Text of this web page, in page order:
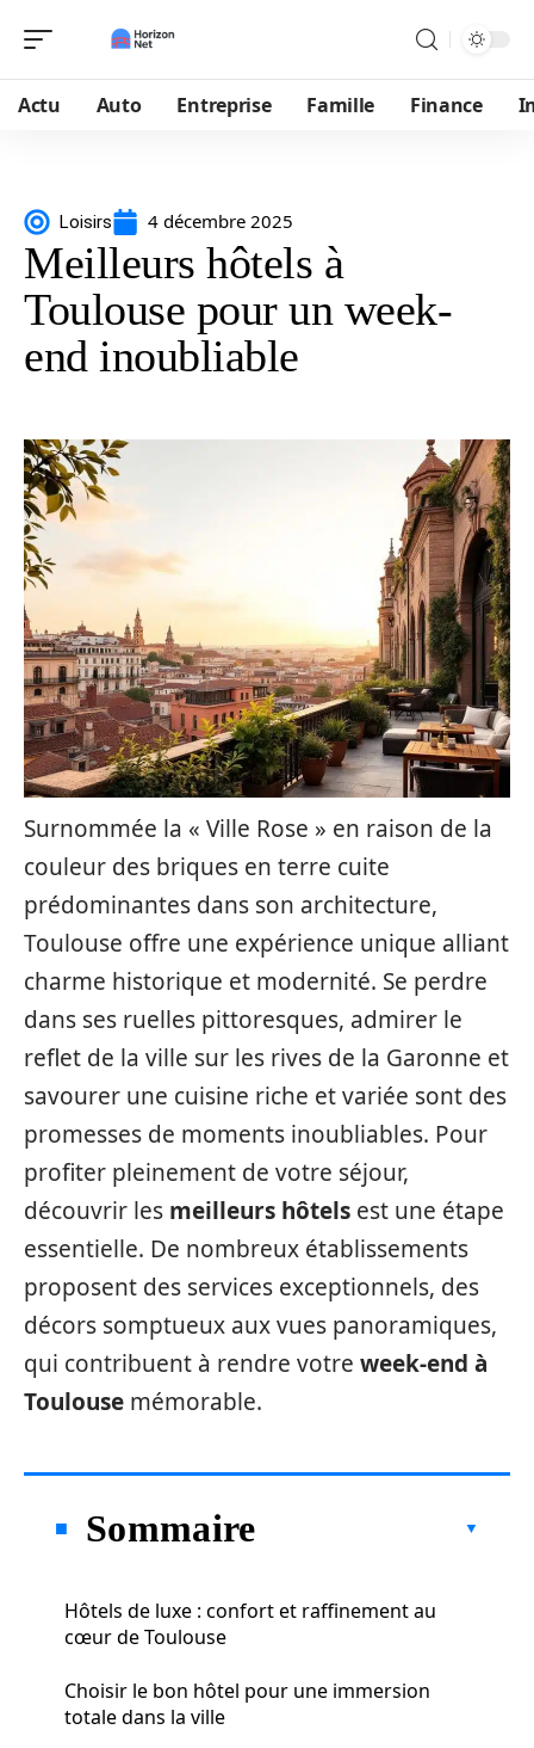
Actu Auto Entreprise Famille Finance
Loisirs 4 décembre 2025
Meilleurs hôtels à
Toulouse pour un week-
end inoubliable
Surnommée la « Ville Rose » en raison de la
couleur des briques en terre cuite
prédominantes dans son architecture,
Toulouse offre une expérience unique alliant
charme historique et modernité. Se perdre
dans ses ruelles pittoresques, admirer le
reflet de la ville sur les rives de la Garonne et
savourer une cuisine riche et variée sont des
promesses de moments inoubliables. Pour
profiter pleinement de votre séjour,
découvrir les meilleurs hôtels est une étape
essentielle. De nombreux établissements
proposent des services exceptionnels, des
décors somptueux aux vues panoramiques,
qui contribuent à rendre votre week-end à
Toulouse mémorable.
Sommaire
Hôtels de luxe : confort et raffinement au
cœur de Toulouse
Choisir le bon hôtel pour une immersion
totale dans la ville